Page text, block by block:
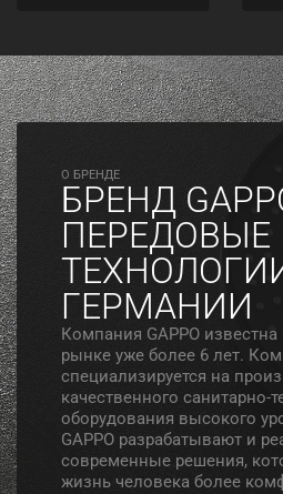
O БРЕНДЕ
БРЕНД
ПЕРЕДОВЫЕ
ГЕРМАНИИ
Компания GAPPO
рынке уже более 6 лет.
специализируется на
качественного санитарно-
оборудования высокого
GAPPO разрабатывают и
современные решения,
жизнь человека более